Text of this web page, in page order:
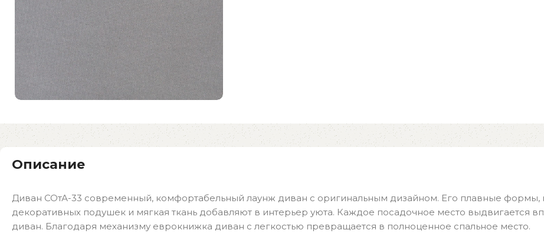
Описание
Диван СОтА-33 современный, комфортабельный лаунж диван с оригинальным дизайном. Его плавные формы,
декоративных подушек и мягкая ткань добавляют в интерьер уюта. Каждое посадочное место выдвигается
диван. Благодаря механизму еврокнижка диван с легкостью превращается в полноценное спальное место.